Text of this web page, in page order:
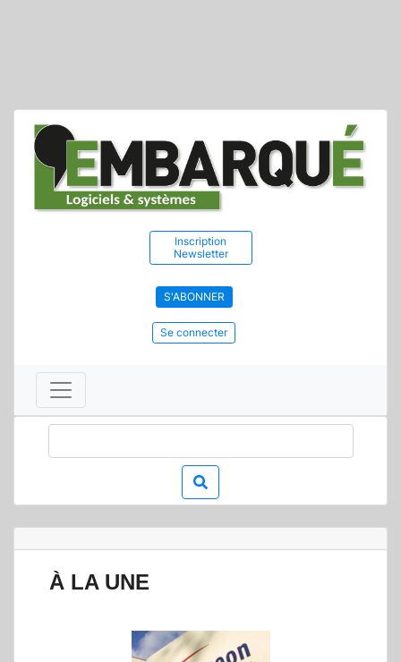
Inscription
Newsletter
S'ABONNER
Se connecter
À LA UNE